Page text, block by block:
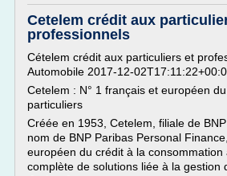
Cetelem crédit aux
professionnels
Cételem crédit aux particuliers et
Automobile 2017-12-
Cetelem : N° 1 français et européen
particuliers
Créée en 1953, Cetelem, filiale de
nom de BNP Paribas Personal
européen du crédit à la
complète de solutions liée à la gestion